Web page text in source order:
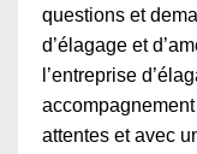
questions et
d’élagage et
l’entreprise
attentes et avec